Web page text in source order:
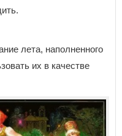
лета, наполненного
их в качестве